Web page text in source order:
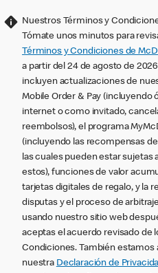
Nuestros Términos y
Tómate unos minutos para
Términos y Condiciones de
a partir del 24 de agosto de
incluyen actualizaciones de
Mobile Order & Pay (incluyendo
internet o como invitado,
reembolsos), el programa
(incluyendo las recompensas
las cuales pueden estar sujetas
estos), funciones de valor
tarjetas digitales de regalo, y la
disputas y el proceso de
usando nuestro sitio web
aceptas el acuerdo revisado de
Condiciones. También estamos
nuestra Declaración de